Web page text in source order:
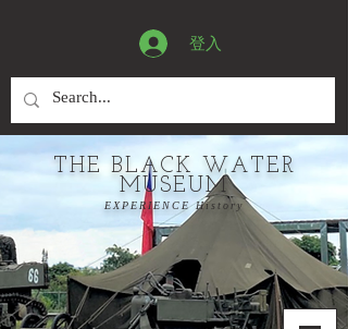
登入
THE BLACK WATER
MUSEUM
EXPERIENCE History